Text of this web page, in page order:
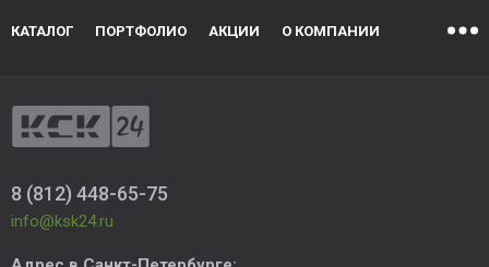
КАТАЛОГ ПОРТФОЛИО АКЦИИ О КОМПАНИИ
8 (812) 448-65-75
info@ksk24.ru